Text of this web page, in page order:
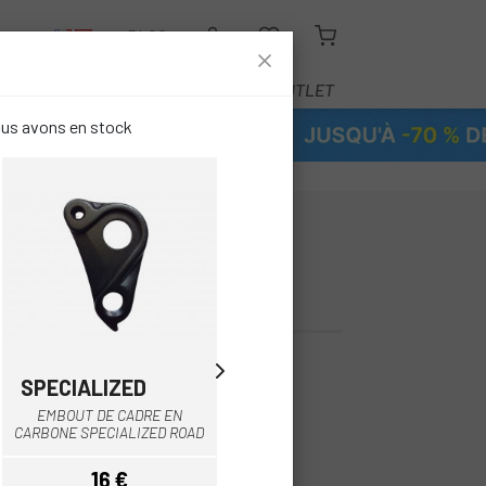
BLOG
OUTLET
DE CADRE DE
LIZARD
avons en stock
SPECIALIZED
EMBOUT DE CADRE EN
CARBONE SPECIALIZED ROAD
16 €